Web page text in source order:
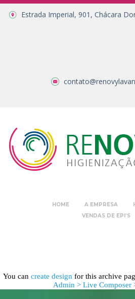
Estrada Imperial, 901, Chácara
HOME A EMPRESA
VENDAS DE EPI’S
You can create design for this archive
Admin > Live Composer